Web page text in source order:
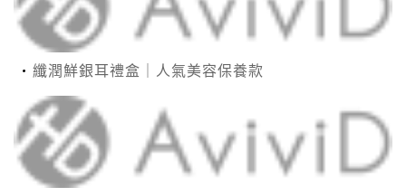
纖潤鮮銀耳禮盒｜人氣美容保養款